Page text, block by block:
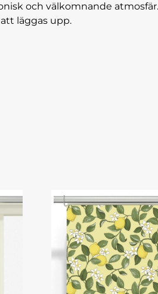
och välkomnande
läggas upp.